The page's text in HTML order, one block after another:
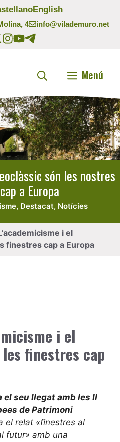
4 info@vilademuro.net
English
Menú
són les nostres
a Europa
, Destacat, Notícies
i el
finestres cap a Europa
i el
finestres cap
el seu llegat amb les II
de Patrimoni
el relat «finestres al
futur» amb una